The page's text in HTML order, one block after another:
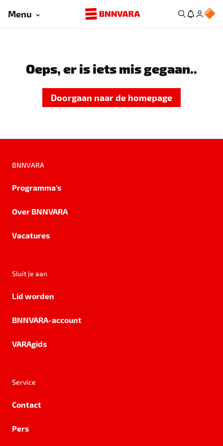
Menu
Oeps, er is iets mis gegaan..
Doorgaan naar de homepage
BNNVARA
Programma's
Over BNNVARA
Vacatures
Sluit je aan
Lid worden
BNNVARA-account
VARAgids
Service
Contact
Pers